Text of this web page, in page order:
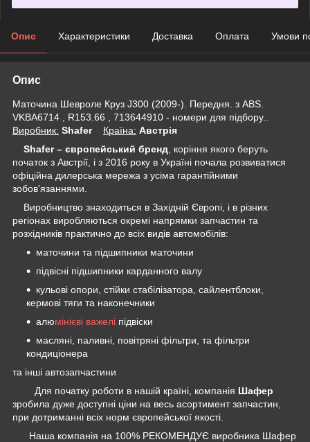
Опис Характеристики Доставка Оплата Умови
Опис
Маточина Шевроле Круз J300 (2009-). Передня. з ABS.
VKBA6714 , R153.66 , 713644910 - номери для підбору..
Виробник: Shafer Крaїна: Австрія
Shafer – європейський бренд , коріння якого беруть
початок з Австрії, і з 2016 року в Україні почала розвиватися
офіційна дилерська мережа з усіма гарантійними
зобов'язаннями.
Виробництво знаходиться в Західній Європі, і в різних
регіонах виробляються окремі напрямки запчастин та
розхідників практично до всіх видів автомобілів:
маточини та підшипники маточини
підвісні підшипники карданного валу
кульові опори, стійки стабілізатора, сайлентблоки,
кермові тяги та наконечники
алюмінієві важелі підвіски
масляні, паливні, повітряні фільтри, та фільтри
кондиціонера
та інші автозапчастини
Для початку роботи в нашій країні, компанія Шафер
зробила дуже доступні ціни на весь асортимент запчастин,
при дотриманні всіх норм європейської якості.
Наша компанія на 100% РЕКОМЕНДУЄ виробника Шафер